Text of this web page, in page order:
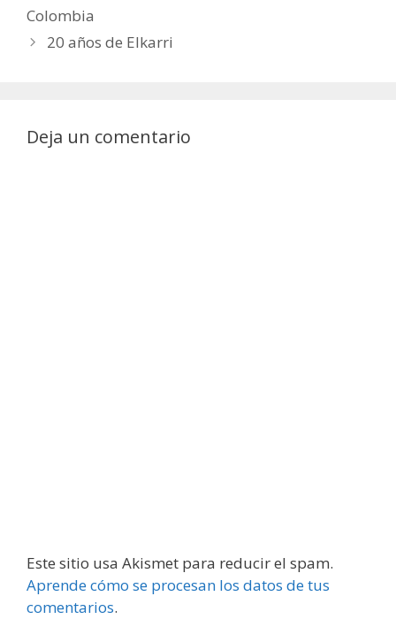
Colombia
20 años de Elkarri
Deja un comentario
Este sitio usa Akismet para reducir el spam.
Aprende cómo se procesan los datos de tus
comentarios.